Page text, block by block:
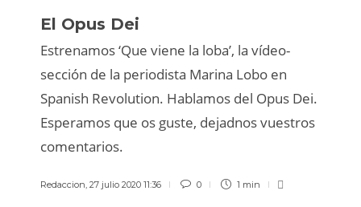
El Opus Dei
Estrenamos ‘Que viene la loba’, la vídeo-
sección de la periodista Marina Lobo en
Spanish Revolution. Hablamos del Opus Dei.
Esperamos que os guste, dejadnos vuestros
comentarios.
Redaccion 27 julio 2020 11:36 0 1 min